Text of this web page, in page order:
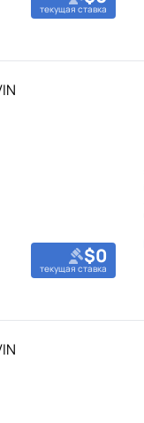
текущая ставка
$0
текущая ставка